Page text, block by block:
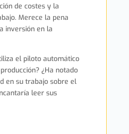
de costes y la
Merece la pena
inversión en la
el piloto automático
¿Ha notado
en su trabajo sobre el
leer sus